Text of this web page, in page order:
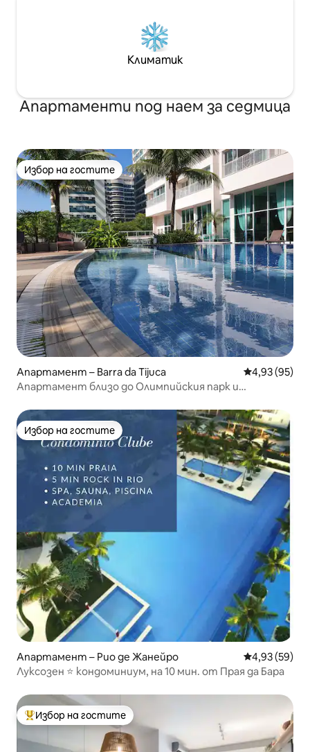
Климатик
Апартаменти под наем за седмица
Избор на гостите
Избор на гостите
Апартамент – Barra da Tijuca Средна
4,93 (95)
Апартамент близо до Олимпийския парк и
Избор на гостите
Избор на гостите
Апартамент – Рио де Жанейро Средна
4,93 (59)
Луксозен ⭐️ кондоминиум, на 10 мин. от Прая да Бара
Най-популярен избор на гостите
Избор на гостите